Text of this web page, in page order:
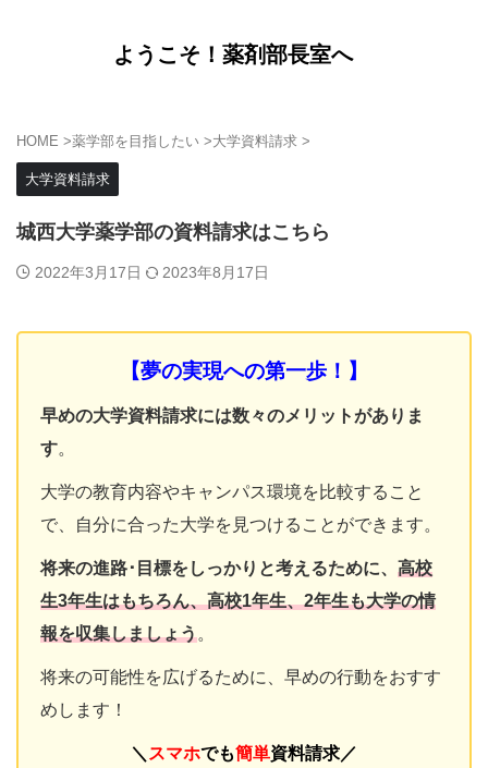
ようこそ！薬剤部長室へ
HOME >薬学部を目指したい >大学資料請求 >
大学資料請求
城西大学薬学部の資料請求はこちら
2022年3月17日 2023年8月17日
【夢の実現への第一歩！ 】
早めの大学資料請求には数々のメリットがありま
す。
大学の教育内容やキャンパス環境を比較すること
で、自分に合った大学を見つけることができます。
将来の進路･目標をしっかりと考えるために、 高校
生3年生はもちろん、高校1年生、2年生も大学の情
報を収集しましょう。
将来の可能性を広げるために、早めの行動をおすす
めします！
＼ スマホでも簡単資料請求／